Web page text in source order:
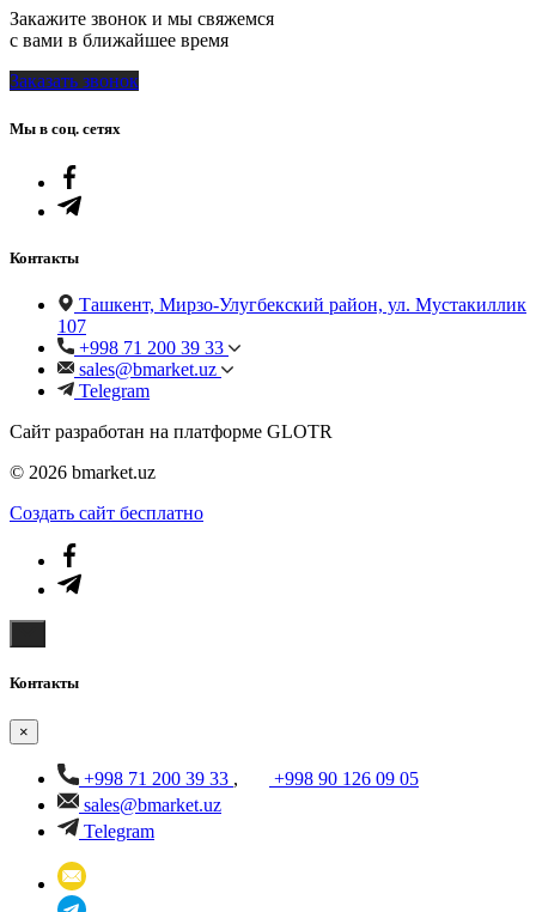
Закажите звонок и мы свяжемся
с вами в ближайшее время
Заказать звонок
Мы в соц. сетях
Контакты
Ташкент, Мирзо-Улугбекский район, ул. Мустакиллик
107
+998 71 200 39 33
sales@bmarket.uz
Telegram
Сайт разработан на платформе GLOTR
© 2026 bmarket.uz
Создать cайт бесплатно
Контакты
×
+998 71 200 39 33 ,
+998 90 126 09 05
sales@bmarket.uz
Telegram